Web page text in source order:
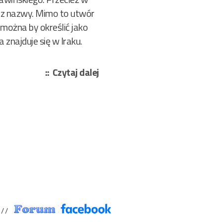
nazwy. Mimo to utwór
by określić jako
się w Iraku.
Czytaj dalej„Szczawiński
/ /